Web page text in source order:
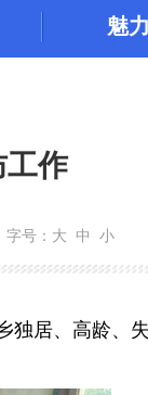
魅
工作
字号： 大 中 小
居、高龄、